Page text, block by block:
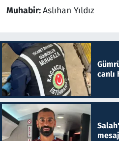
Muhabir:Aslıhan Yıldız
canlı